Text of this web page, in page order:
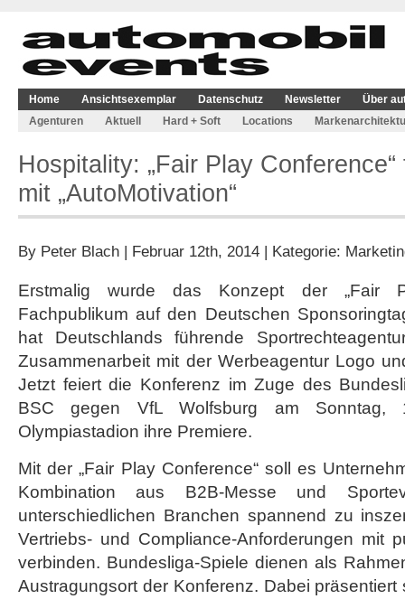
Home Ansichtsexemplar Datenschutz Newsletter
Über
Agenturen
Aktuell Hard + Soft Locations
Hospitality: „Fair Play
mit „AutoMotivation“
By Peter Blach | Februar 12th, 2014 | Kategorie:
Erstmalig wurde das Konzept der „Fair
Fachpublikum auf den Deutschen
hat Deutschlands führende
Zusammenarbeit mit der Werbeagentur Logo
Jetzt feiert die Konferenz im Zuge des
BSC gegen VfL Wolfsburg am Sonntag,
Olympiastadion ihre Premiere.
Mit der „Fair Play Conference“ soll es
Kombination aus B2B-Messe und
unterschiedlichen Branchen spannend zu
Vertriebs- und Compliance-Anforderungen mit
verbinden. Bundesliga-Spiele dienen als
Austragungsort der Konferenz. Dabei